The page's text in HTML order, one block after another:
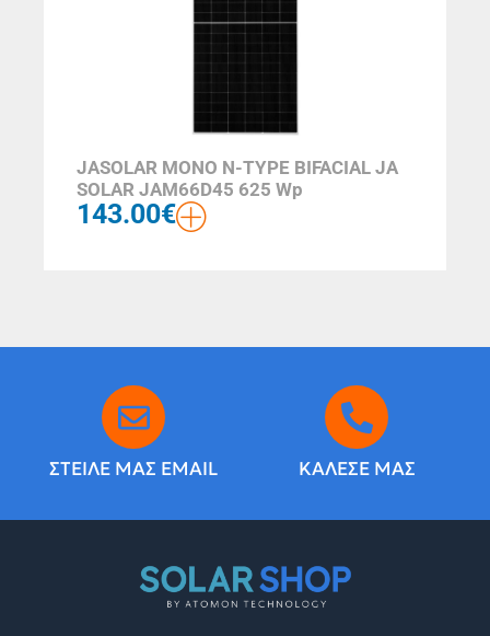
JASOLAR MONO N-TYPE BIFACIAL JA
SOLAR JAM66D45 625 Wp
143.00€
ΣΤΕΙΛΕ ΜΑΣ EMAIL ΚΑΛΕΣΕ ΜΑΣ